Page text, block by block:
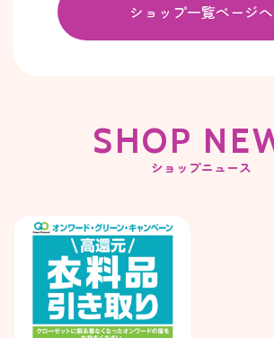
ショップ一覧ページへ
SHOP
ショップニュース